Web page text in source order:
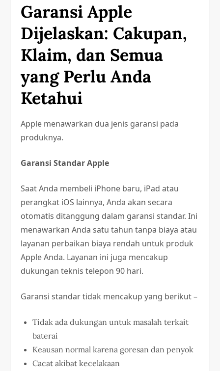
Garansi Apple
Dijelaskan: Cakupan,
Klaim, dan Semua
yang Perlu Anda
Ketahui
Apple menawarkan dua jenis garansi pada
produknya.
Garansi Standar Apple
Saat Anda membeli iPhone baru, iPad atau
perangkat iOS lainnya, Anda akan secara
otomatis ditanggung dalam garansi standar. Ini
menawarkan Anda satu tahun tanpa biaya atau
layanan perbaikan biaya rendah untuk produk
Apple Anda. Layanan ini juga mencakup
dukungan teknis telepon 90 hari.
Garansi standar tidak mencakup yang berikut –
Tidak ada dukungan untuk masalah terkait
baterai
Keausan normal karena goresan dan penyok
Cacat akibat kecelakaan